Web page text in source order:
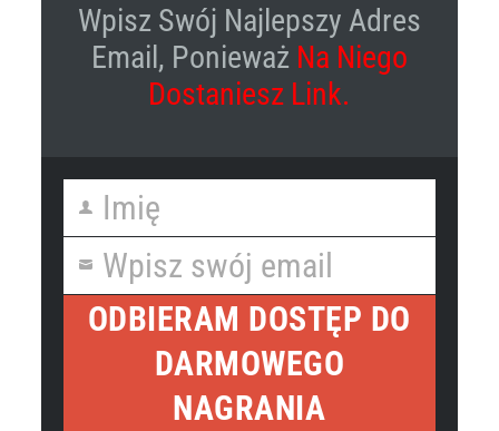
Wpisz Swój Najlepszy Adres
Email, Ponieważ Na Niego
Dostaniesz Link.
First
Name
Imię
Your
email
Wpisz swój email
ODBIERAM DOSTĘP DO
DARMOWEGO
NAGRANIA